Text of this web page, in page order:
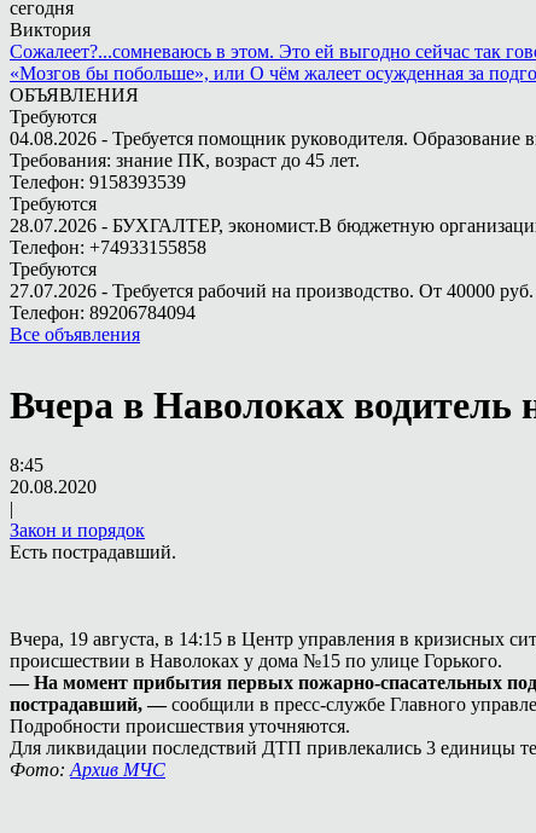
сегодня
Виктория
Сожалеет?...сомневаюсь в этом. Это ей выгодно сейчас так
«Мозгов бы побольше», или О чём жалеет осужденная за
ОБЪЯВЛЕНИЯ
Требуются
04.08.2026 - Требуется помощник руководителя.
Требования: знание ПК, возраст до 45 лет.
Телефон: 9158393539
Требуются
28.07.2026 - БУХГАЛТЕР, экономист.В бюджетную
Телефон: +74933155858
Требуются
27.07.2026 - Требуется рабочий на производство. От 40000
Телефон: 89206784094
Все объявления
Вчера в Наволоках водитель
8:45
20.08.2020
|
Закон и порядок
Есть пострадавший.
Вчера, 19 августа, в 14:15 в Центр управления в кризисных
происшествии в Наволоках у дома №15 по улице Горького.
— На момент прибытия первых пожарно-спасательных
пострадавший, —сообщили в пресс-службе Главного
Подробности происшествия уточняются.
Для ликвидации последствий ДТП привлекались 3 единицы
Фото: Архив МЧС